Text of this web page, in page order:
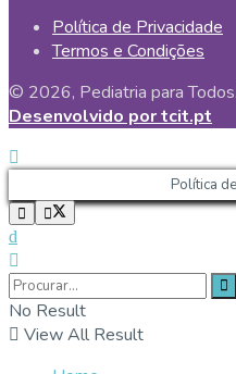
Política de Privacidade
Termos e Condições
© 2026, Pediatria para
Desenvolvido por tcit.pt
Política
No Result
View All Result